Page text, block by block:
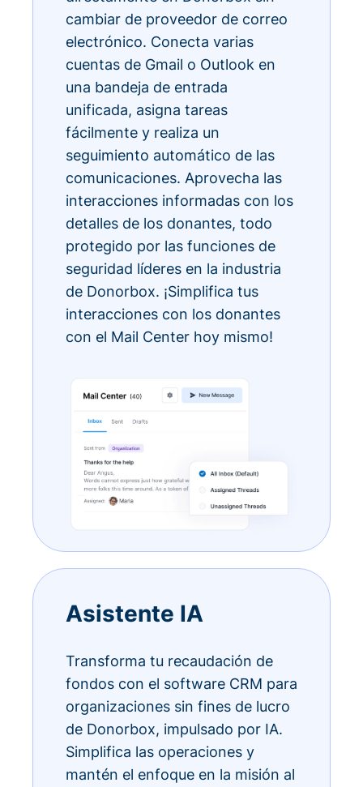
cambiar de proveedor de correo
electrónico. Conecta varias
cuentas de Gmail o Outlook en
una bandeja de entrada
unificada, asigna tareas
fácilmente y realiza un
seguimiento automático de las
comunicaciones. Aprovecha las
interacciones informadas con los
detalles de los donantes, todo
protegido por las funciones de
seguridad líderes en la industria
de Donorbox. ¡Simplifica tus
interacciones con los donantes
con el Mail Center hoy mismo!
Asistente IA
Transforma tu recaudación de
fondos con el software CRM para
organizaciones sin fines de lucro
de Donorbox, impulsado por IA.
Simplifica las operaciones y
mantén el enfoque en la misión al